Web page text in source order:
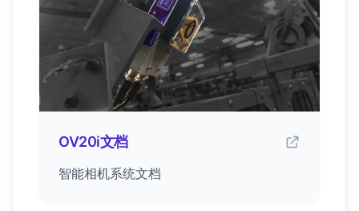
OV20i文档
智能相机系统文档